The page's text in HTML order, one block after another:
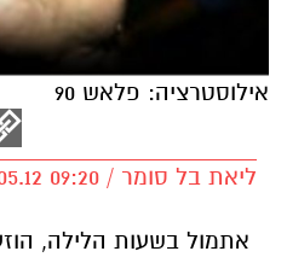
אילוסטרציה: פלאש 90
ליאת בל סומר / 09:20 04.05.12
אתמול בשעות הלילה,